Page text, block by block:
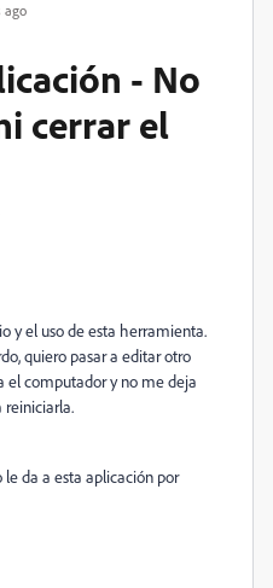
ago
- No
cerrar el
y el uso de esta herramienta.
quiero pasar a editar otro
el computador y no me deja
reiniciarla.
da a esta aplicación por